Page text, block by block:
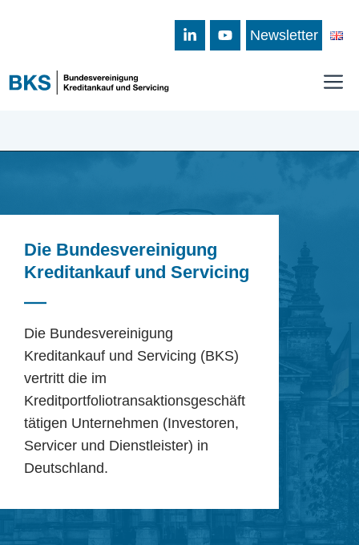
Newsletter
Die Bundesvereinigung
Kreditankauf und Servicing
Die Bundesvereinigung
Kreditankauf und Servicing (BKS)
vertritt die im
Kreditportfoliotransaktionsgeschäft
tätigen Unternehmen (Investoren,
Servicer und Dienstleister) in
Deutschland.